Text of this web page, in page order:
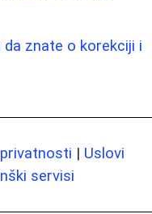
znate o korekciji i
| Uslovi
servisi